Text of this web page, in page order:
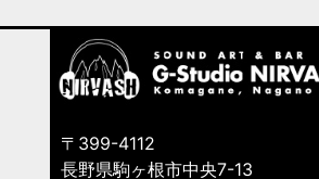
〒399-4112
長野県駒ヶ根市中央7-13